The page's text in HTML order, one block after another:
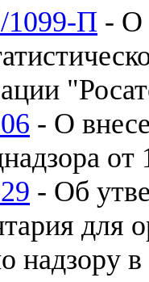
1099-П - О
- О
- Об
для
надзору